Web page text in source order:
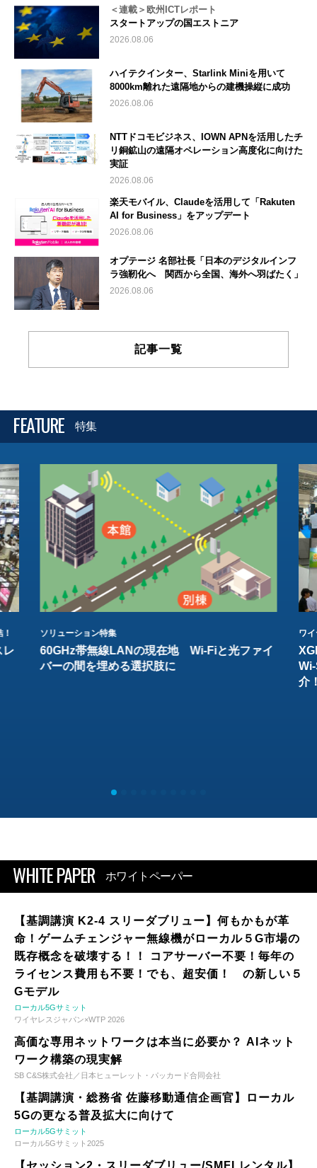
＜連載＞欧州ICTレポート
スタートアップの国エストニア
2026.08.06
ハイテクインター、Starlink Miniを用いて
8000km離れた遠隔地からの建機操縦に成功
2026.08.06
NTTドコモビジネス、IOWN APNを活用したチ
リ銅鉱山の遠隔オペレーション高度化に向けた
実証
2026.08.06
楽天モバイル、Claudeを活用して「Rakuten
AI for Business」をアップデート
2026.08.06
オプテージ 名部社長「日本のデジタルインフ
ラ強靭化へ 関西から全国、海外へ羽ばたく」
2026.08.06
記事一覧
FEATURE 特集
レ
ソリューション特集
60GHz帯無線LANの現在地 Wi-Fiと光ファイ
バーの間を埋める選択肢に
ワ
介
WHITE PAPER ホワイトペーパー
【基調講演 K2-4 スリーダブリュー】何もかもが革
命！ゲームチェンジャー無線機がローカル５G市場の
既存概念を破壊する！！ コアサーバー不要！毎年の
ライセンス費用も不要！でも、超安価！ の新しい５
Gモデル
ローカル5Gサミット
ワイヤレスジャパン×WTP 2026
高価な専用ネットワークは本当に必要か？ AIネット
ワーク構築の現実解
SB C&S株式会社／日本ヒューレット・パッカード合同会社
【基調講演・総務省 佐藤移動通信企画官】ローカル
5Gの更なる普及拡大に向けて
ローカル5Gサミット
ローカル5Gサミット2025
【セッション2・スリーダブリュー/SMFLレンタル】